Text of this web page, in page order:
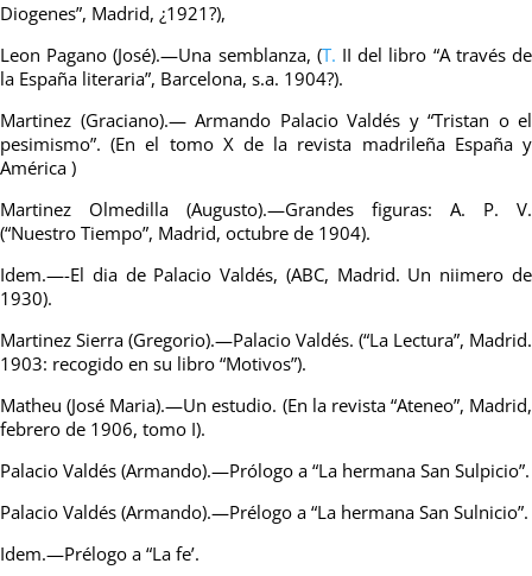
Diogenes”, Madrid, ¿1921?),
Leon Pagano (José).—Una semblanza, (T. II del libro “A través de
la España literaria”, Barcelona, s.a. 1904?).
Martinez (Graciano).— Armando Palacio Valdés y “Tristan o el
pesimismo”. (En el tomo X de la revista madrileña España y
América )
Martinez Olmedilla (Augusto).—Grandes figuras: A. P. V.
(“Nuestro Tiempo”, Madrid, octubre de 1904).
Idem.—-El dia de Palacio Valdés, (ABC, Madrid. Un niimero de
1930).
Martinez Sierra (Gregorio).—Palacio Valdés. (“La Lectura”, Madrid.
1903: recogido en su libro “Motivos”).
Matheu (José Maria).—Un estudio. (En la revista “Ateneo”, Madrid,
febrero de 1906, tomo I).
Palacio Valdés (Armando).—Prólogo a “La hermana San Sulpicio”.
Palacio Valdés (Armando).—Prélogo a “La hermana San Sulnicio”.
Idem.—Prélogo a “La fe’.